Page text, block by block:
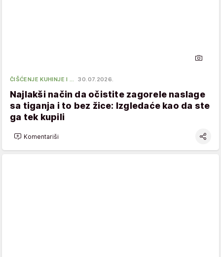
ČIŠĆENJE KUHINJE I … 30.07.2026.
Najlakši način da očistite zagorele naslage
sa tiganja i to bez žice: Izgledaće kao da ste
ga tek kupili
Komentariši